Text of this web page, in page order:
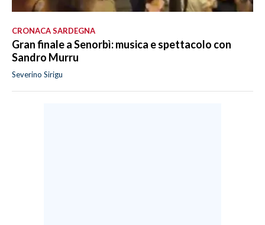
CRONACA SARDEGNA
Gran finale a Senorbì: musica e spettacolo con
Sandro Murru
Severino Sirigu